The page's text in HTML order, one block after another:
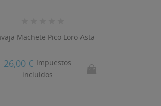
Machete Pico Loro Asta
26,00 € Impuestos
incluidos